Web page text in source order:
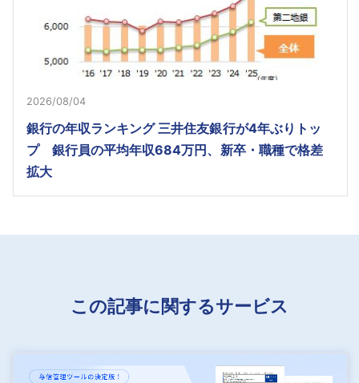
2026/08/04
銀行の年収ランキング 三井住友銀行が4年ぶりトッ
プ 銀行員の平均年収684万円、新卒・職種で格差
拡大
この記事に関するサービス